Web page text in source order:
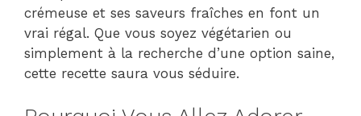
crémeuse et ses saveurs fraîches en font un
vrai régal. Que vous soyez végétarien ou
simplement à la recherche d’une option saine,
cette recette saura vous séduire.